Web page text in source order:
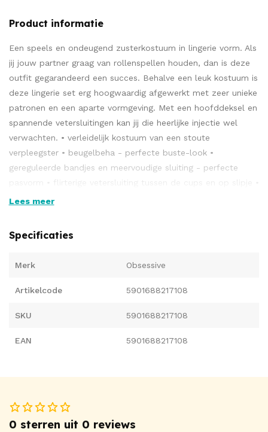
Product informatie
Een speels en ondeugend zusterkostuum in lingerie vorm. Als
jij jouw partner graag van rollenspellen houden, dan is deze
outfit gegarandeerd een succes. Behalve een leuk kostuum is
deze lingerie set erg hoogwaardig afgewerkt met zeer unieke
patronen en een aparte vormgeving. Met een hoofddeksel en
spannende vetersluitingen kan jij die heerlijke injectie wel
verwachten. • verleidelijk kostuum van een stoute
verpleegster • beugelbeha - perfecte buste-look •
gereguleerde bandjes en meervoudige sluiting - perfecte
pasvorm • flirterige vetersluiting tussen de cups en op slipje •
afneembare en verstelbare jarretelbanden • extra versieringen
mooie en elastische stof (94% polyamide, 6% elasthaan)
Lees meer
Specificaties
Merk Obsessive
Artikelcode 5901688217108
SKU 5901688217108
EAN 5901688217108
0 sterren uit 0 reviews